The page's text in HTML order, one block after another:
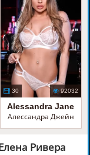
30 92032
Alessandra Jane
Алессандра Джейн
Ривера